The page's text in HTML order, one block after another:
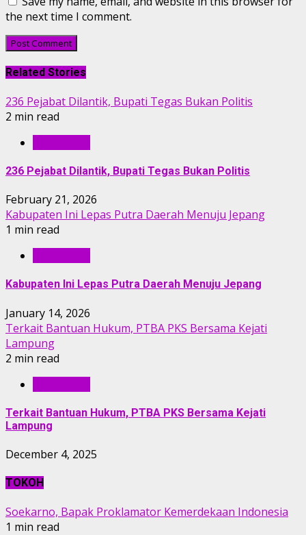
the next time I comment.
Related Stories
236 Pejabat Dilantik, Bupati Tegas Bukan Politis
2 min read
236 Pejabat Dilantik, Bupati Tegas Bukan Politis
February 21, 2026
Kabupaten Ini Lepas Putra Daerah Menuju Jepang
1 min read
Kabupaten Ini Lepas Putra Daerah Menuju Jepang
January 14, 2026
Terkait Bantuan Hukum, PTBA PKS Bersama Kejati
Lampung
2 min read
Terkait Bantuan Hukum, PTBA PKS Bersama Kejati
Lampung
December 4, 2025
TOKOH
Soekarno, Bapak Proklamator Kemerdekaan Indonesia
1 min read